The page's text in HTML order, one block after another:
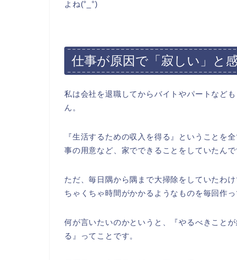
よね(°_°)
仕事が原因で「寂しい」と
私は会社を退職してからバイトやパートなど
ん。
『生活するための収入を得る』ということを
事の用意など、家でできることをしていたんで
ただ、毎日隅から隅まで大掃除をしていたわ
ちゃくちゃ時間がかかるようなものを毎回
何が言いたいのかというと、『やるべきこと
る』ってことです。